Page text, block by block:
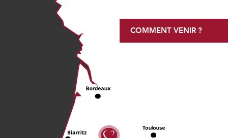
COMMENT VENIR ?